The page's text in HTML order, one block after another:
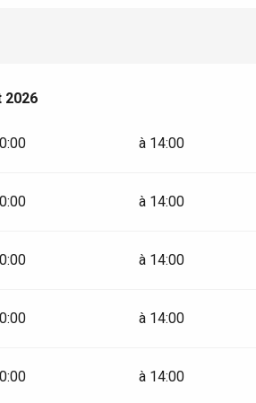
sur-Mer
Blangy-sur-Bresle
2026
2026
à 14:00
à 14:00
à 14:00
à 14:00
à 14:00